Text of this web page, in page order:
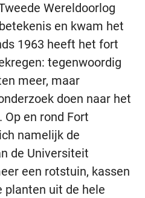
Wereldoorlog
en kwam het
1963 heeft het fort
tegenwoordig
meer, maar
doen naar het
en rond Fort
namelijk de
de Universiteit
een rotstuin, kassen
planten uit de hele